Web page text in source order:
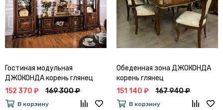
Гостиная модульная
ДЖОКОНДА корень глянец
152 370 ₽
169 300 ₽
В корзину
Обеденная зона ДЖОКОНДА
корень глянец
151 140 ₽
167 940 ₽
В корзину